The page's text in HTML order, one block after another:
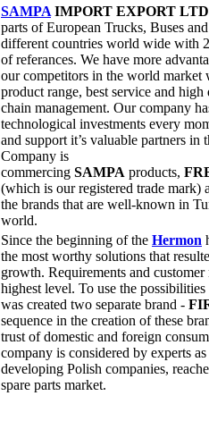
SAMPA IMPORT EXPORT LTD
parts of European Trucks, Buses
different countries world wide with
of referances. We have more
our competitors in the world market
product range, best service and
chain management. Our company
technological investments every
and support it’s valuable partners in
Сompany is
commercing SAMPA products,
(which is our registered trade mark)
the brands that are well-known in
world.
Since the beginning of the Hermon
the most worthy solutions that
growth. Requirements and customer
highest level. To use the
was created two separate brand -
sequence in the creation of these
trust of domestic and foreign
company is considered by experts
developing Polish companies,
spare parts market.